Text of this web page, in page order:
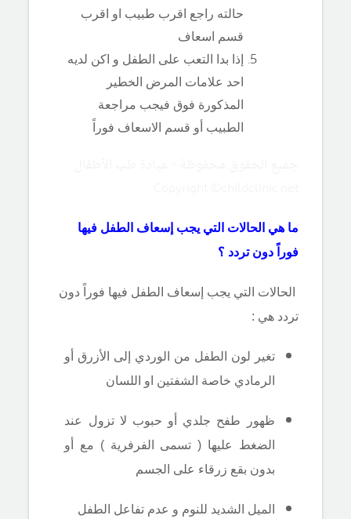
حالته راجع اقرب طبيب او اقرب
قسم اسعاف
إذا بدا التعب على الطفل و اكن لديه
احد علامات المرض الخطير
المذكورة فوق فيجب مراجعة
الطبيب أو قسم الاسعاف فوراً
ما هي الحالات التي يجب إسعاف الطفل فيها
فوراً دون تردد ؟
الحالات التي يجب إسعاف الطفل فيها فوراً دون
تردد هي :
تغير لون الطفل من الوردي إلى الأزرق أو
الرمادي خاصة الشفتين او اللسان
ظهور طفح جلدي أو حبوب لا تزول عند
الضغط عليها ( تسمى الفرفرية ) مع أو
بدون بقع زرقاء على الجسم
الميل الشديد للنوم و عدم تفاعل الطفل